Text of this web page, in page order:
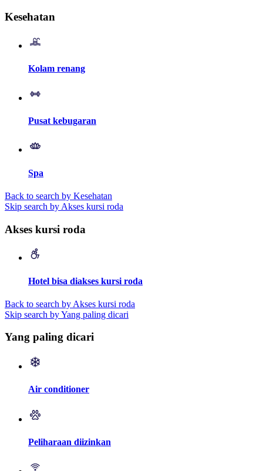
Kesehatan
Kolam renang
Pusat kebugaran
Spa
Back to search by Kesehatan
Skip search by Akses kursi roda
Akses kursi roda
Hotel bisa diakses kursi roda
Back to search by Akses kursi roda
Skip search by Yang paling dicari
Yang paling dicari
Air conditioner
Peliharaan diizinkan